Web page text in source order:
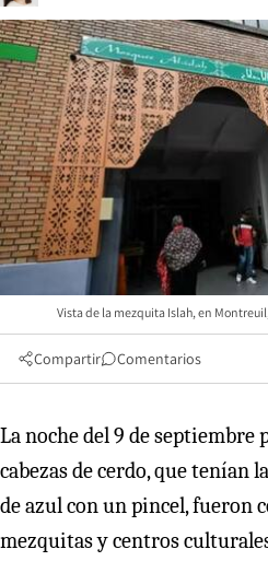
Vista de la mezquita Islah, en
Compartir Comentarios
La noche del 9 de septiembre
cabezas de cerdo, que tenían
de azul con un pincel, fueron
mezquitas y centros